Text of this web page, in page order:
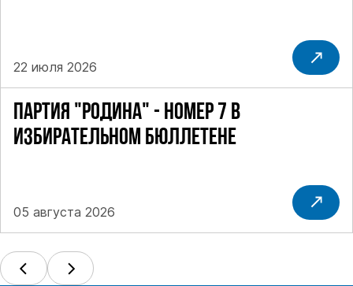
ПАРТИЯ "РОДИНА" - НОМЕР 7 В
ИЗБИРАТЕЛЬНОМ БЮЛЛЕТЕНЕ
05 августа 2026
22 июля 2026